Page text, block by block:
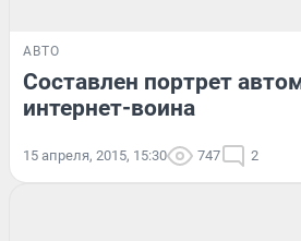
АВТО
Составлен портрет
интернет-воина
15 апреля, 2015, 15:30 747 2